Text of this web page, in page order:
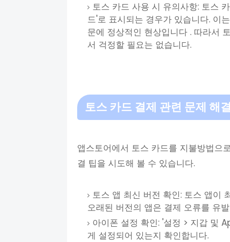
토스 카드 사용 시 유의사항: 토스
드'로 표시되는 경우가 있습니다. 이
문에 정상적인 현상입니다 . 따라서
서 걱정할 필요는 없습니다.
토스 카드 결제 관련 문제 해
앱스토어에서 토스 카드를 지불방법으
결 팁을 시도해 볼 수 있습니다.
토스 앱 최신 버전 확인: 토스 앱이
오래된 버전의 앱은 결제 오류를 유
아이폰 설정 확인: '설정 > 지갑 및
게 설정되어 있는지 확인합니다.